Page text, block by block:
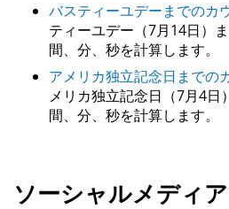
バスティーユデーまでのカ
ティーユデー（7月14日）
間、分、秒を計算します。
アメリカ独立記念日までの
メリカ独立記念日（7月4日
間、分、秒を計算します。
ソーシャルメディ